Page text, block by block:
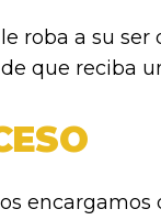
roba a su
que reciba